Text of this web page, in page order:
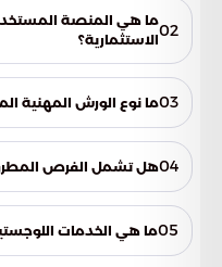
02ما هي المنصة
الاستثمارية؟
يتم توفير وتقديم كافة
طريف عبر منصة "فرص"، وهي
في المدن السعودية، مما
03ما نوع الورش المهنية
للسيارات الخفيفة،
مخصصة لأعمال النجارة،
04هل تشمل الفرص
نعم، تشمل الفرص
ترميم وصيانة حديقة عامة،
خضراء ومهيأة لتنزه
05ما هي الخدمات